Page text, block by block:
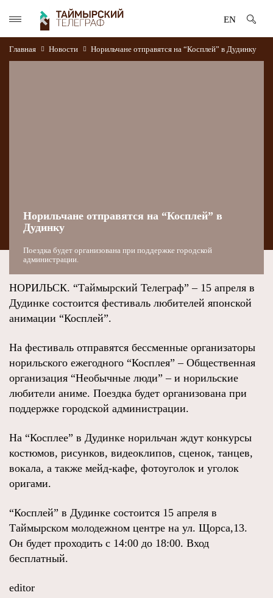
EN
Главная Новости Норильчане отправятся на “Косплей” в Дудинку
Норильчане отправятся на “Косплей” в
Дудинку
Поездка будет организована при поддержке городской
администрации.
НОРИЛЬСК. “Таймырский Телеграф” – 15 апреля в
Дудинке состоится фестиваль любителей японской
анимации “Косплей”.
На фестиваль отправятся бессменные организаторы
норильского ежегодного “Косплея” – Общественная
организация “Необычные люди” – и норильские
любители аниме. Поездка будет организована при
поддержке городской администрации.
На “Косплее” в Дудинке норильчан ждут конкурсы
костюмов, рисунков, видеоклипов, сценок, танцев,
вокала, а также мейд-кафе, фотоуголок и уголок
оригами.
“Косплей” в Дудинке состоится 15 апреля в
Таймырском молодежном центре на ул. Щорса,13.
Он будет проходить с 14:00 до 18:00. Вход
бесплатный.
editor